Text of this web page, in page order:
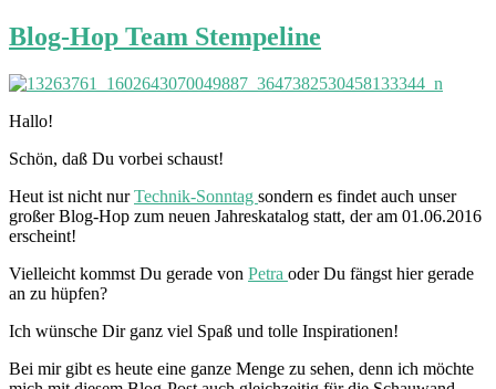
Blog-Hop Team Stempeline
Hallo!
Schön, daß Du vorbei schaust!
Heut ist nicht nurTechnik-Sonntag sondern es findet auch unser
großer Blog-Hop zum neuen Jahreskatalog statt, der am 01.06.2016
erscheint!
Vielleicht kommst Du gerade von Petra oder Du fängst hier gerade
an zu hüpfen?
Ich wünsche Dir ganz viel Spaß und tolle Inspirationen!
Bei mir gibt es heute eine ganze Menge zu sehen, denn ich möchte